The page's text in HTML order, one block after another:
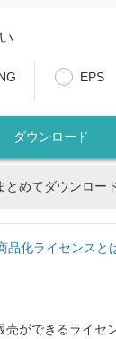
EPS
ダウンロード
とめてダウンロー
品化ライセンスと
ができるライセ